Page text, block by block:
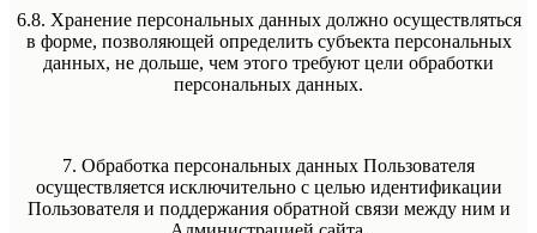
6.8. Хранение персональных данных должно осуществляться
в форме, позволяющей определить субъекта персональных
данных, не дольше, чем этого требуют цели обработки
персональных данных.
7. Обработка персональных данных Пользователя
осуществляется исключительно с целью идентификации
Пользователя и поддержания обратной связи между ним и